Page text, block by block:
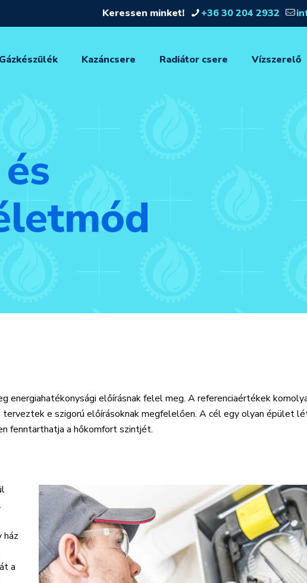
Keressen minket! +36 30 204 2932
Gázkészülék Kazáncsere Radiátor csere Vízszerelő
energiahatékonysági előírásnak felel meg. A referenciaértékek
e szigorú előírásoknak megfelelően. A cél egy olyan épület
fenntarthatja a hőkomfort szintjét.
ház
a